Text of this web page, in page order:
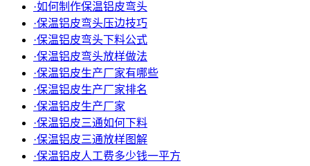
·如何制作保温铝皮弯头
·保温铝皮弯头压边技巧
·保温铝皮弯头下料公式
·保温铝皮弯头放样做法
·保温铝皮生产厂家有哪些
·保温铝皮生产厂家排名
·保温铝皮生产厂家
·保温铝皮三通如何下料
·保温铝皮三通放样图解
·保温铝皮人工费多少钱一平方